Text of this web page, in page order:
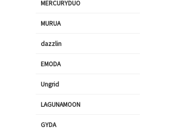
MERCURYDUO
MURUA
dazzlin
EMODA
Ungrid
LAGUNAMOON
GYDA